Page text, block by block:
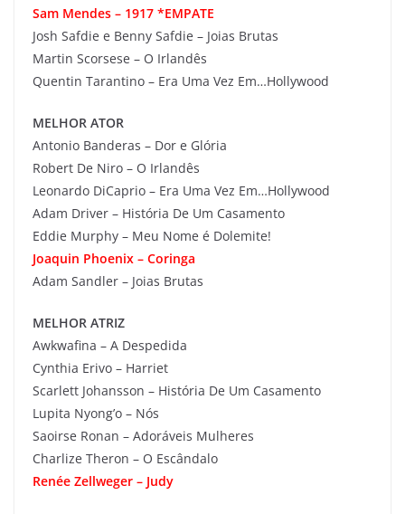
Sam Mendes – 1917 *EMPATE
Josh Safdie e Benny Safdie – Joias Brutas
Martin Scorsese – O Irlandês
Quentin Tarantino – Era Uma Vez Em…Hollywood
MELHOR ATOR
Antonio Banderas – Dor e Glória
Robert De Niro – O Irlandês
Leonardo DiCaprio – Era Uma Vez Em…Hollywood
Adam Driver – História De Um Casamento
Eddie Murphy – Meu Nome é Dolemite!
Joaquin Phoenix – Coringa
Adam Sandler – Joias Brutas
MELHOR ATRIZ
Awkwafina – A Despedida
Cynthia Erivo – Harriet
Scarlett Johansson – História De Um Casamento
Lupita Nyong’o – Nós
Saoirse Ronan – Adoráveis Mulheres
Charlize Theron – O Escândalo
Renée Zellweger – Judy